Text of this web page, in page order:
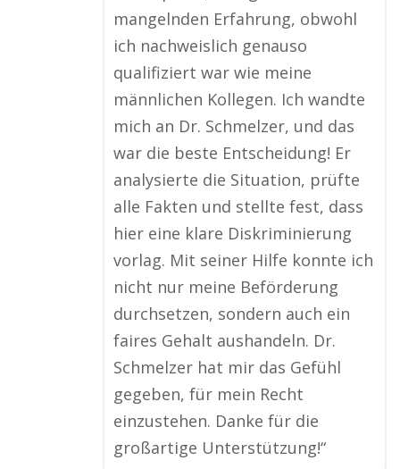
mangelnden Erfahrung, obwohl
ich nachweislich genauso
qualifiziert war wie meine
männlichen Kollegen. Ich wandte
mich an Dr. Schmelzer, und das
war die beste Entscheidung! Er
analysierte die Situation, prüfte
alle Fakten und stellte fest, dass
hier eine klare Diskriminierung
vorlag. Mit seiner Hilfe konnte ich
nicht nur meine Beförderung
durchsetzen, sondern auch ein
faires Gehalt aushandeln. Dr.
Schmelzer hat mir das Gefühl
gegeben, für mein Recht
einzustehen. Danke für die
großartige Unterstützung!“